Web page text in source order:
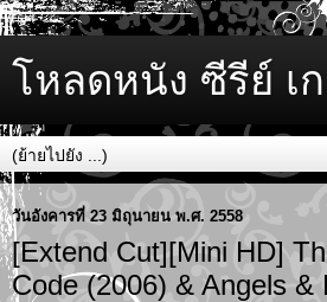
โหลดหนัง ซีรีย์ เ
วันอังคารที่ 23 มิถุนายน พ.ศ. 2558
[Extend Cut][Mini HD]
Code (2006) & Angels &